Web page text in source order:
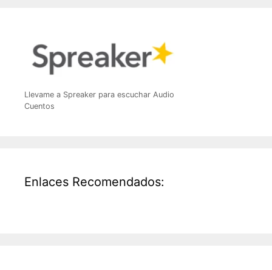
Llevame a Spreaker para escuchar Audio
Cuentos
Enlaces Recomendados: